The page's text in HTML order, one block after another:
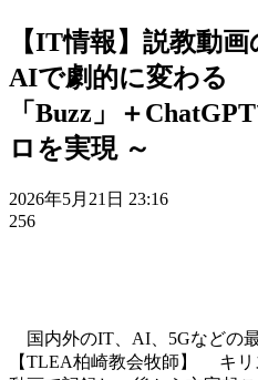
【IT情報】説教動
AIで劇的に変わる
「Buzz」＋
ロを実現 ～
2026年5月21日 23:16
256
国内外のIT、AI、5Gなどの
【TLEA柏崎教会牧師】 キリ